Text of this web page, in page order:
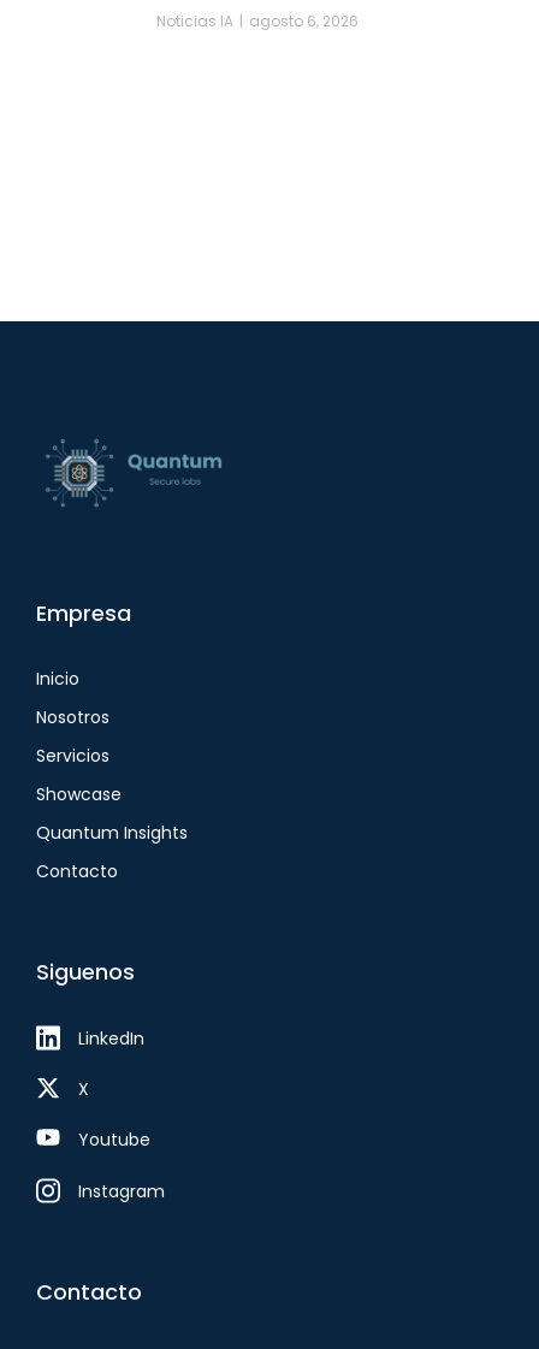
Noticias IA agosto 6, 2026
Empresa
Inicio
Nosotros
Servicios
Showcase
Quantum Insights
Contacto
Siguenos
LinkedIn
X
Youtube
Instagram
Contacto